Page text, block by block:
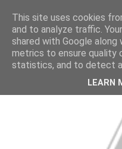
This site uses cookies
and to analyze traffic.
shared with Google
metrics to ensure quality
statistics, and to detect
LEARN